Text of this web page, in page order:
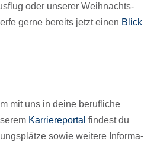
oder unse­rer Weih­nachts­
gerne bereits jetzt einen Blick
mit uns in deine beruf­li­che
Karrie­re­por­tal findest du
sowie weitere Infor­ma­